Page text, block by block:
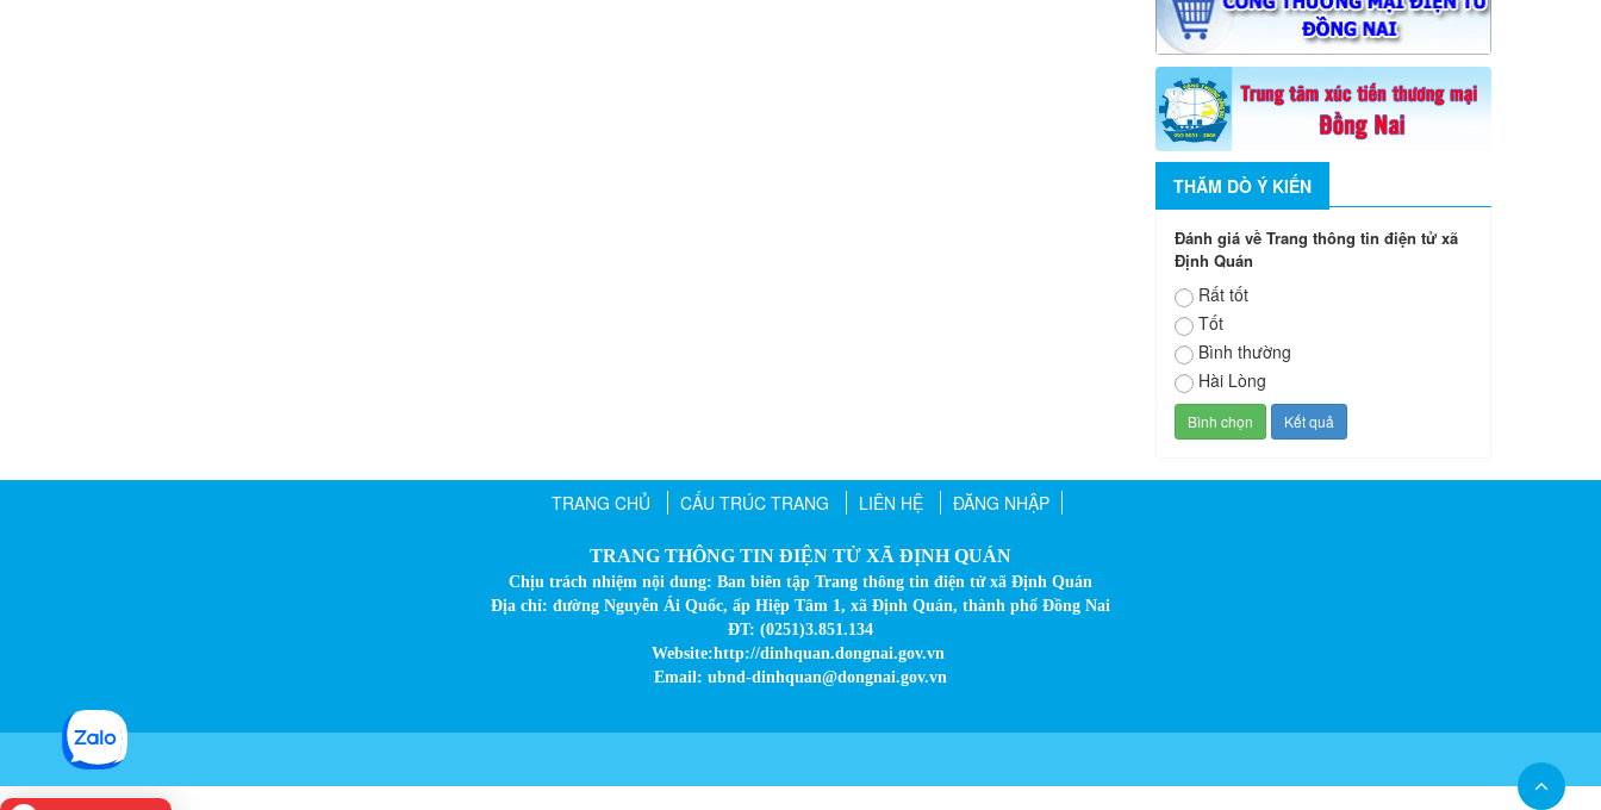
THĂM DÒ Ý KIẾN
Đánh giá về Trang thông tin điện tử xã
Định Quán
Rất tốt
Tốt
Bình thường
Hài Lòng
TRANG CHỦ CẤU TRÚC TRANG LIÊN HỆ ĐĂNG NHẬP
TRANG THÔNG TIN ĐIỆN TỬ XÃ ĐỊNH QUÁN
Chịu trách nhiệm nội dung: Ban biên tập Trang thông tin điện tử xã Định Quán
Địa chỉ: đường Nguyễn Ái Quốc, ấp Hiệp Tâm 1, xã Định Quán, thành phố Đồng Nai
ĐT: (0251)3.851.134
Website:http://dinhquan.dongnai.gov.vn
Email: ubnd-dinhquan@dongnai.gov.vn​